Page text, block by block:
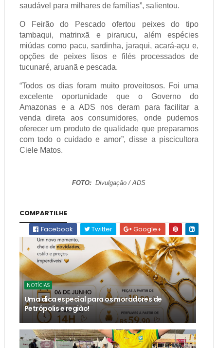
saudável para milhares de famílias”, salientou.
O Feirão do Pescado ofertou peixes do tipo
tambaqui, matrinxã e pirarucu, além espécies
miúdas como pacu, sardinha, jaraqui, acará-açu e,
opções de peixes lisos e filés processados de
tucunaré, aruanã e pescada.
“Todos os dias foram muito proveitosos. Foi uma
excelente oportunidade que o Governo do
Amazonas e a ADS nos deram para facilitar a
venda direta aos consumidores, onde pudemos
oferecer um produto de qualidade que preparamos
com todo o cuidado e amor”, disse a piscicultora
Ciele Matos.
FOTO: Divulgação / ADS
COMPARTILHE
Facebook
Twitter Google+
NOTÍCIAS
Uma dica especial para os moradores de
Petrópolis e região!